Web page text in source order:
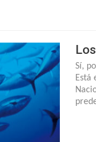
Sí,
Está